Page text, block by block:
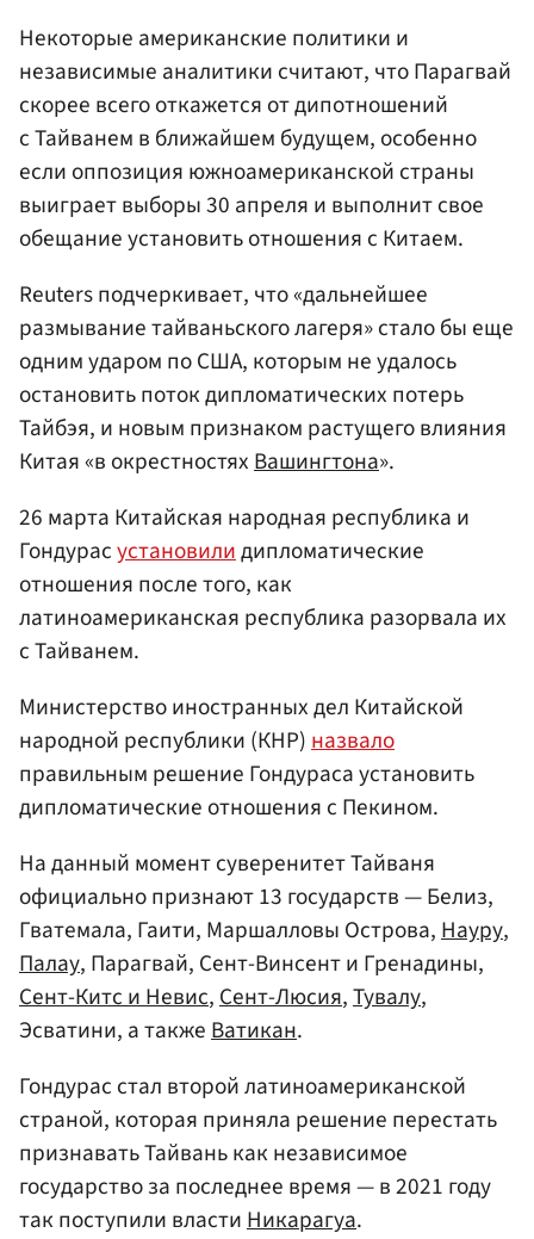
Некоторые американские политики и
независимые аналитики считают, что Парагвай
скорее всего откажется от дипотношений
с Тайванем в ближайшем будущем, особенно
если оппозиция южноамериканской страны
выиграет выборы 30 апреля и выполнит свое
обещание установить отношения с Китаем.
Reuters подчеркивает, что «дальнейшее
размывание тайваньского лагеря» стало бы еще
одним ударом по США, которым не удалось
остановить поток дипломатических потерь
Тайбэя, и новым признаком растущего влияния
Китая «в окрестностяхВашингтона».
26 марта Китайская народная республика и
Гондурасустановилидипломатические
отношения после того, как
латиноамериканская республика разорвала их
с Тайванем.
Министерство иностранных дел Китайской
народной республики (КНР)назвало
правильным решение Гондураса установить
дипломатические отношения с Пекином.
На данный момент суверенитет Тайваня
официально признают 13 государств — Белиз,
Гватемала, Гаити, Маршалловы Острова,Науру,
Палау, Парагвай, Сент-Винсент и Гренадины,
Сент-Китс и Невис,Сент-Люсия,Тувалу,
Эсватини, а такжеВатикан.
Гондурас стал второй латиноамериканской
страной, которая приняла решение перестать
признавать Тайвань как независимое
государство за последнее время — в 2021 году
так поступили властиНикарагуа.